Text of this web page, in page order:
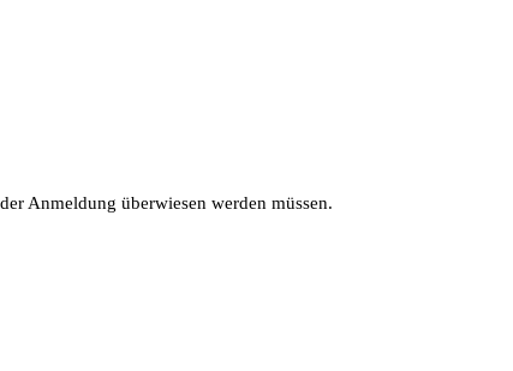
Anmeldung überwiesen werden müssen.